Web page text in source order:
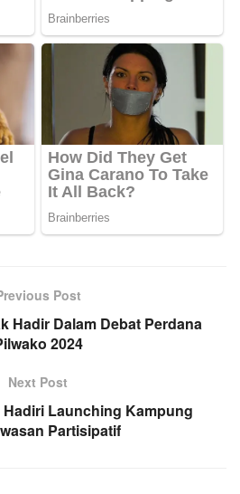
Post
Hadir Dalam Debat Perdana
2024
Next Post
Launching Kampung
Partisipatif